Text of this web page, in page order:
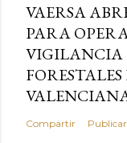
VAERSA
PARA
VIGILANCIA
Compartir